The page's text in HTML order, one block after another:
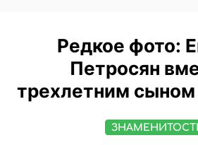
Редкое фото:
Петросян
трехлетним сыном